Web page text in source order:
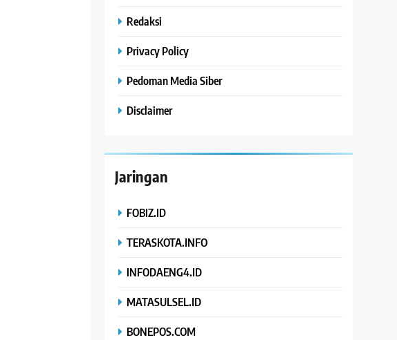
Redaksi
Privacy Policy
Pedoman Media Siber
Disclaimer
Jaringan
FOBIZ.ID
TERASKOTA.INFO
INFODAENG4.ID
MATASULSEL.ID
BONEPOS.COM